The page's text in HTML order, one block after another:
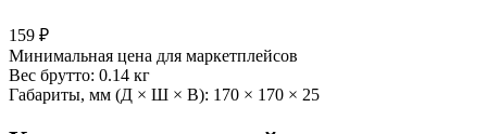
159 ₽
Минимальная цена для маркетплейсов
Вес брутто: 0.14 кг
Габариты, мм (Д × Ш × В): 170 × 170 × 25